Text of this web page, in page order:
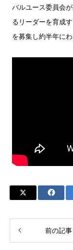
バルユース委員会
るリーダーを育成
を募集し約半年に
前の記事